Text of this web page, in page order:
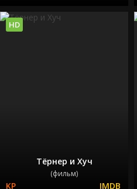
Тёрнер и Хуч
(фильм)
HD